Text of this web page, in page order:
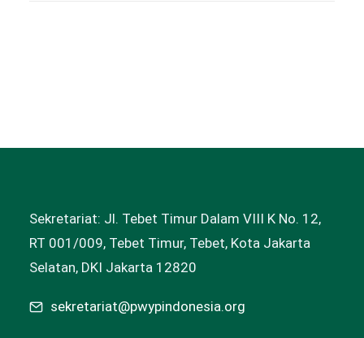
Sekretariat: Jl. Tebet Timur Dalam VIII K No. 12,
RT 001/009, Tebet Timur, Tebet, Kota Jakarta
Selatan, DKI Jakarta 12820
sekretariat@pwypindonesia.org